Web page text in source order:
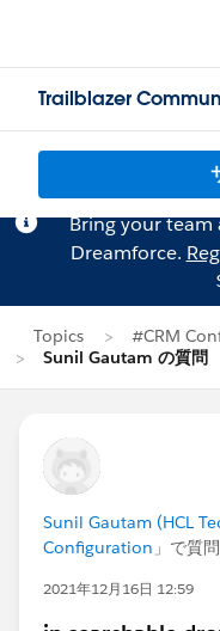
Trailblazer
Bring your team
Dreamforce.
Topics
#CRM
Sunil Gautam の質問
Sunil Gautam (HCL
Configuration 」で質問
2021年12月16日 12:59